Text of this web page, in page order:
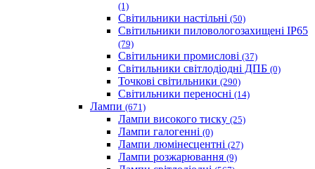
(1)
Світильники настільні (50)
Світильники пиловологозахищені IP65
(79)
Світильники промислові (37)
Світильники світлодіодні ДПБ (0)
Точкові світильники (290)
Світильники переносні (14)
Лампи (671)
Лампи високого тиску (25)
Лампи галогенні (0)
Лампи люмінесцентні (27)
Лампи розжарювання (9)